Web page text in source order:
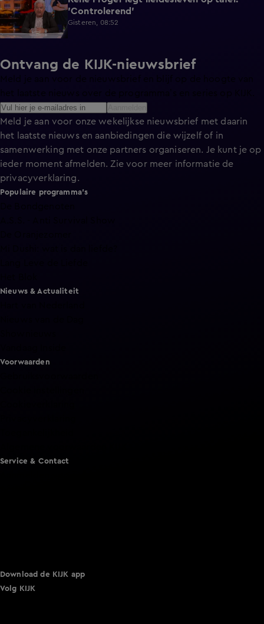
'Controlerend'
Gisteren, 08:52
Ontvang de KIJK-nieuwsbrief
Meld je aan voor onze wekelijkse nieuwsbrief met daarin
het laatste nieuws en aanbiedingen die wijzelf of in
samenwerking met onze partners organiseren. Je kunt je op
ieder moment afmelden. Zie voor meer informatie de
privacyverklaring.
Populaire programma's
Nieuws & Actualiteit
Voorwaarden
Service & Contact
Download de KIJK app
Volg KIJK